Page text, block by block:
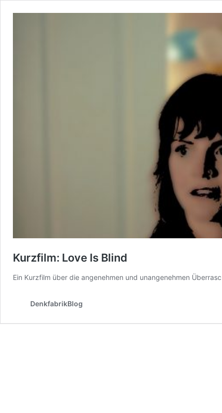
Kurzfilm: Love Is Blind
Ein Kurzfilm über die angenehmen und unangenehmen
DenkfabrikBlog